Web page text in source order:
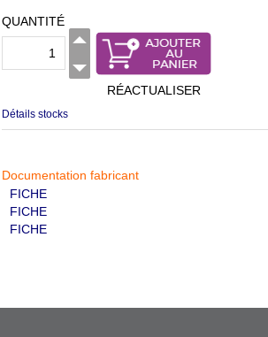
QUANTITÉ
RÉACTUALISER
Détails stocks
Documentation fabricant
FICHE
FICHE
FICHE